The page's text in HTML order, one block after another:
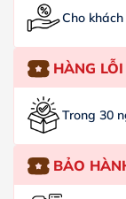
Cho
HÀNG
Trong 30
BẢO